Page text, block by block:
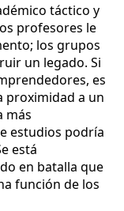
táctico y
profesores le
los grupos
un legado. Si
es
proximidad a un
más
estudios podría
está
en batalla que
función de los